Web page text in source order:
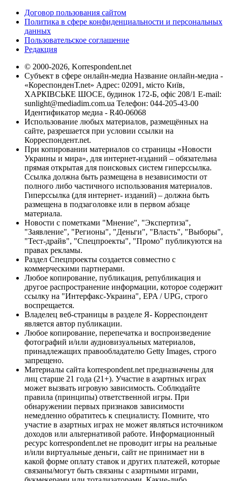
Договор пользования сайтом
Политика в сфере конфиденциальности и персональных
данных
Пользовательское соглашение
Редакция
© 2000-2026, Korrespondent.net
Субъект в сфере онлайн-медиа Название онлайн-медиа -
«КореспонденТ.net» Адрес: 02091, місто Київ,
ХАРКІВСЬКЕ ШОСЕ, будинок 172-Б, офіс 208/1 E-mail:
sunlight@mediadim.com.ua Телефон: 044-205-43-00
Идентификатор медиа - R40-06068
Использование любых материалов, размещённых на
сайте, разрешается при условии ссылки на
Корреспондент.net.
При копировании материалов со страницы «Новости
Украины и мира», для интернет-изданий – обязательна
прямая открытая для поисковых систем гиперссылка.
Ссылка должна быть размещена в независимости от
полного либо частичного использования материалов.
Гиперссылка (для интернет- изданий) – должна быть
размещена в подзаголовке или в первом абзаце
материала.
Новости с пометками "Мнение", "Экспертиза",
"Заявление", "Регионы", "Деньги", "Власть", "Выборы",
"Тест-драйв", "Спецпроекты", "Промо" публикуются на
правах рекламы.
Раздел Спецпроекты создается совместно с
коммерческими партнерами.
Любое копирование, публикация, републикация и
другое распространение информации, которое содержит
ссылку на "Интерфакс-Украина", EPA / UPG, строго
воспрещается.
Владелец веб-страницы в разделе Я- Корреспондент
является автор публикации.
Любое копирование, перепечатка и воспроизведение
фотографий и/или аудиовизуальных материалов,
принадлежащих правообладателю Getty Images, строго
запрещено.
Материалы сайта korrespondent.net предназначены для
лиц старше 21 года (21+). Участие в азартных играх
может вызвать игровую зависимость. Соблюдайте
правила (принципы) ответственной игры. При
обнаружении первых признаков зависимости
немедленно обратитесь к специалисту. Помните, что
участие в азартных играх не может являться источником
доходов или альтернативой работе. Информационный
ресурс korrespondent.net не проводит игры на реальные
и/или виртуальные деньги, сайт не принимает ни в
какой форме оплату ставок и других платежей, которые
связаны/могут быть связаны с азартными играми,